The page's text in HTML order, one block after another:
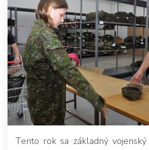
Tento rok sa základný